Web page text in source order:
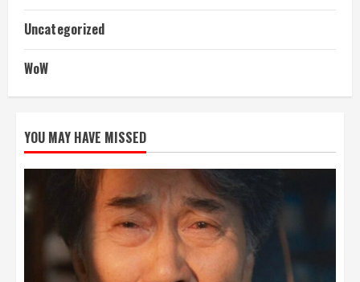
Uncategorized
WoW
YOU MAY HAVE MISSED